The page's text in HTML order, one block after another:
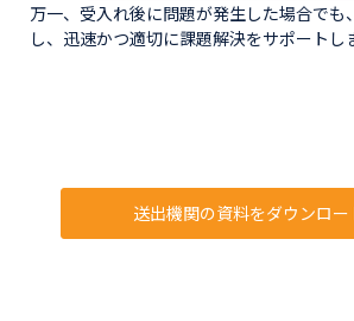
万一、受入れ後に問題が発生した場合でも
し、迅速かつ適切に課題解決をサポートし
送出機関の資料をダウンロー